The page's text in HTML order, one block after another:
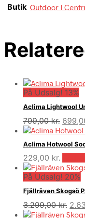
Butik Outdoor I
På Udsalg! 13%
Aclima Lightwool
799,00kr. Den
pris
var:
Aclima Hotwool
229,00 kr.
På Udsalg! 20%
Fjällräven Skogsö
3.299,00kr. Den